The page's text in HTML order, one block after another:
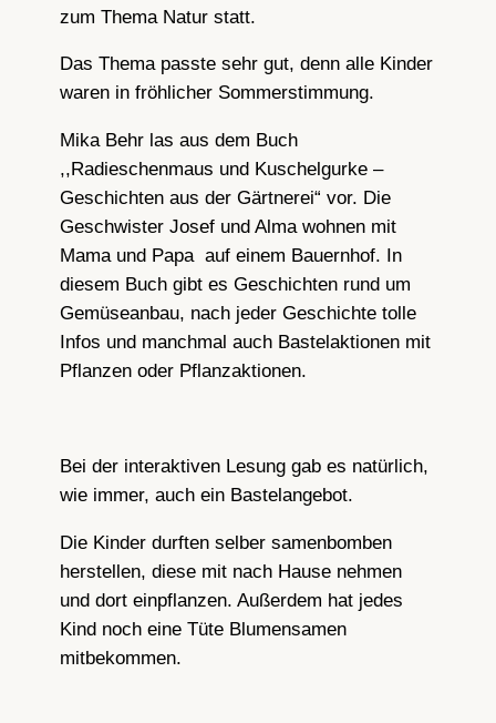
zum Thema Natur statt.
Das Thema passte sehr gut, denn alle Kinder
waren in fröhlicher Sommerstimmung.
Mika Behr las aus dem Buch
,,Radieschenmaus und Kuschelgurke –
Geschichten aus der Gärtnerei“ vor. Die
Geschwister Josef und Alma wohnen mit
Mama und Papa auf einem Bauernhof. In
diesem Buch gibt es Geschichten rund um
Gemüseanbau, nach jeder Geschichte tolle
Infos und manchmal auch Bastelaktionen mit
Pflanzen oder Pflanzaktionen.
Bei der interaktiven Lesung gab es natürlich,
wie immer, auch ein Bastelangebot.
Die Kinder durften selber samenbomben
herstellen, diese mit nach Hause nehmen
und dort einpflanzen. Außerdem hat jedes
Kind noch eine Tüte Blumensamen
mitbekommen.